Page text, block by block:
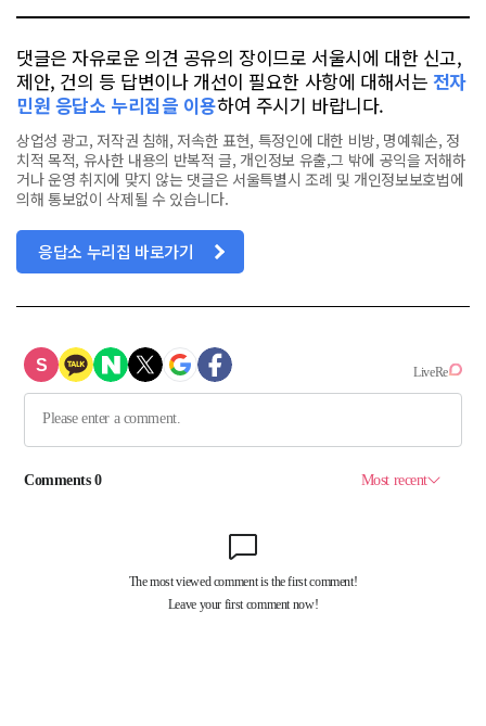
댓글은 자유로운 의견 공유의 장이므로 서울시에 대한 신고,
제안, 건의 등 답변이나 개선이 필요한 사항에 대해서는 전자
민원 응답소 누리집을 이용하여 주시기 바랍니다.
상업성 광고, 저작권 침해, 저속한 표현, 특정인에 대한 비방, 명예훼손, 정
치적 목적, 유사한 내용의 반복적 글, 개인정보 유출,그 밖에 공익을 저해하
거나 운영 취지에 맞지 않는 댓글은 서울특별시 조례 및 개인정보보호법에
의해 통보없이 삭제될 수 있습니다.
응답소 누리집 바로가기